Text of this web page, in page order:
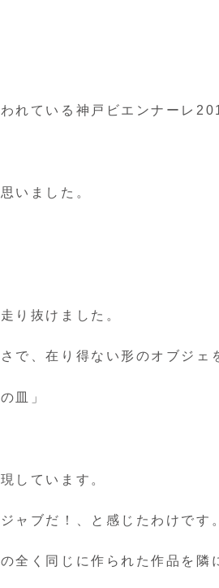
れている神戸ビエンナーレ
いました。
り抜けました。
で、在り得ない形のオブジェ
皿」
しています。
ャブだ！、と感じたわけです。
全く同じに作られた作品を隣